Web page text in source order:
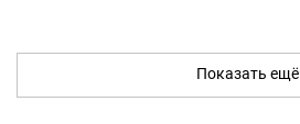
Показать ещё